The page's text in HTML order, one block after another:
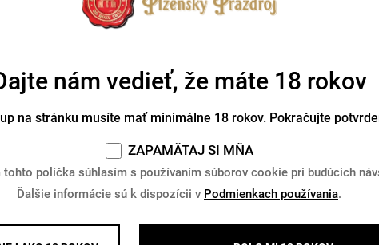
taška Pilsner Urquell malá
Na sklade > 10 ks
Darčeková krabička Pilsner
1 litrový growler
Na sklade > 10 ks
nám vedieť, že máte 18 rokov
na stránku musíte mať minimálne 18 rokov. Pokračujte
ZAPAMÄTAJ SI MŇA
políčka súhlasím s používaním súborov cookie pri budúcich
Ďalšie informácie sú k dispozícii v Podmienkach používania.